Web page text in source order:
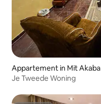
Appartement in Mit Akaba
Je Tweede Woning